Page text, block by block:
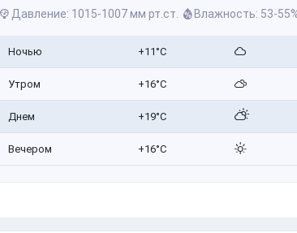
Давление: 1015-1007 мм рт.ст. Влажность: 53-
Ночью +11°C
Утром +16°C
Днем +19°C
Вечером +16°C